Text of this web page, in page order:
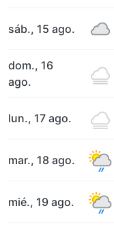
sáb., 15 ago.
dom., 16
ago.
lun., 17 ago.
mar., 18 ago.
mié., 19 ago.